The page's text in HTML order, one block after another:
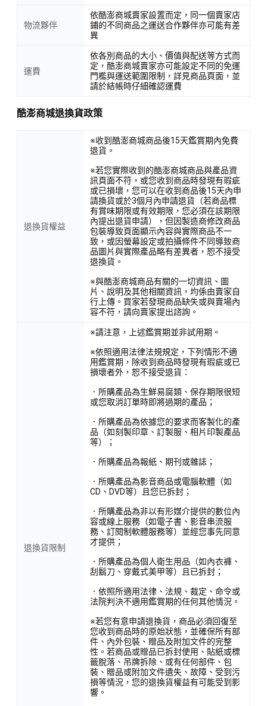
物流夥伴
依酷澎商城賣家設置而定，同一個賣家店
鋪的不同商品之運送合作夥伴亦可能有差
異
運費
依各別商品的大小、價值與配送等方式而
定，酷澎商城賣家亦可能設定不同的免運
門檻與運送範圍限制，詳見商品頁面，並
請於結帳時仔細確認運費
酷澎商城退換貨政策
退換貨權益
※收到酷澎商城商品後15天鑑賞期內免費
退貨。
※若您實際收到的酷澎商城商品與產品資
訊頁面不符，或您收到商品時發現有瑕疵
或已損壞，您可以在收到商品後15天內申
請換貨或於3個月內申請退貨（若商品標
有賞味期限或有效期限，您必須在該期限
內提出退貨申請），但因製造商修改商品
包裝導致頁面顯示內容與實際商品不一
致，或因螢幕設定或拍攝條件不同導致商
品圖片與實際產品略有差異者，恕不接受
退換貨。
※與酷澎商城商品有關的一切資訊、圖
片、說明及其他相關資訊，均係由賣家自
行上傳。買家若發現商品缺失或與賣場內
容不符，請向賣家提出諮詢。
退換貨限制
※請注意，上述鑑賞期並非試用期。
※依照適用法律法規規定，下列情形不適
用鑑賞期，除收到商品時發現有瑕疵或已
損壞者外，恕不接受退貨：
．所購產品為生鮮易腐類、保存期限很短
或您取消訂單時即將過期的產品；
．所購產品為依據您的要求而客製化的產
品（如刻製印章、訂製服、相片印製產品
等）；
．所購產品為報紙、期刊或雜誌；
．所購產品為影音商品或電腦軟體（如
CD、DVD等）且您已拆封；
．所購產品為非以有形媒介提供的數位內
容或線上服務（如電子書、影音串流服
務、訂閱制軟體服務等）並經您事先同意
才提供；
．所購產品為個人衛生用品（如內衣褲、
刮鬍刀、穿戴式美甲等）且已拆封；
．依照所適用法律、法規、裁定、命令或
法院判決不適用鑑賞期的任何其他情況。
※若您有意申請退換貨，商品必須回復至
您收到商品時的原始狀態，並確保所有部
件、內外包裝、贈品及附加文件的完整
性。若商品或贈品已拆封使用、貼紙或標
籤脫落、吊牌拆除、或有任何部件、包
裝、贈品或附加文件遺失、故障、受到污
損等情況，您的退換貨權益有可能受到影
響。